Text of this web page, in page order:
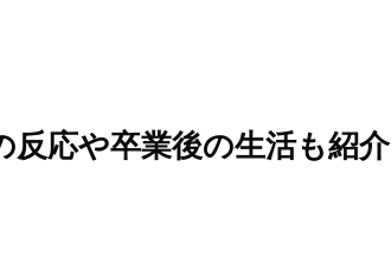
反応や卒業後の生活も紹介